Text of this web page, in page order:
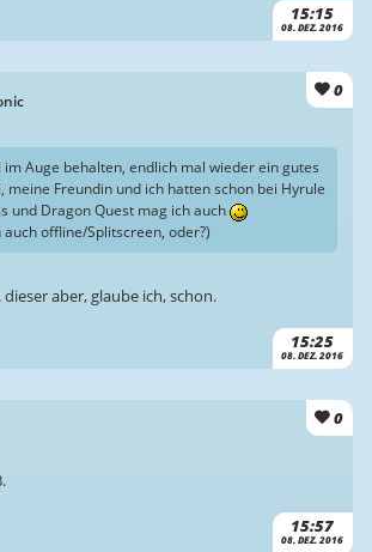
15:15
08. DEZ. 2016
0
15:25
08. DEZ. 2016
im Auge behalten, endlich mal wieder ein gutes
meine Freundin und ich hatten schon bei Hyrule
und Dragon Quest mag ich auch
offline/Splitscreen, oder?)
aber, glaube ich, schon.
0
15:57
08. DEZ. 2016